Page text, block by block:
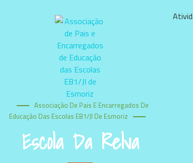
Associação De Pais E Encarregados De
Educação Das Escolas EB1/JI De Esmoriz
Escola Da Relva